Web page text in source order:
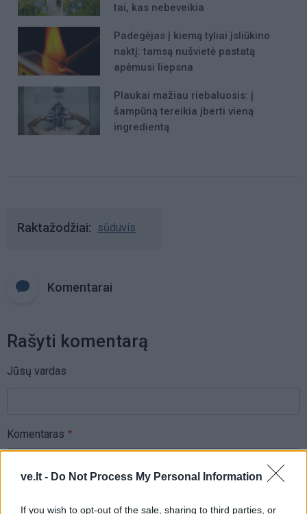
ve.lt - Do Not Process My Personal Information
If you wish to opt-out of the sale, sharing to third parties, or
tai, kas nebeveikia
Padegėjas į kiemą tyliai įsliūkino
naktį: tamsą nušvietė pastatą
apėmusi liepsna
Plaukai mažiau riebaluosis: į
šampūną tereikia įberti vieną
ingredientą
Raktažodžiai sūduvis
Komentarai
Rašyti komentarą
Jūsų vardas
Komentaras